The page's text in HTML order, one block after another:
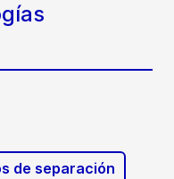
de separación